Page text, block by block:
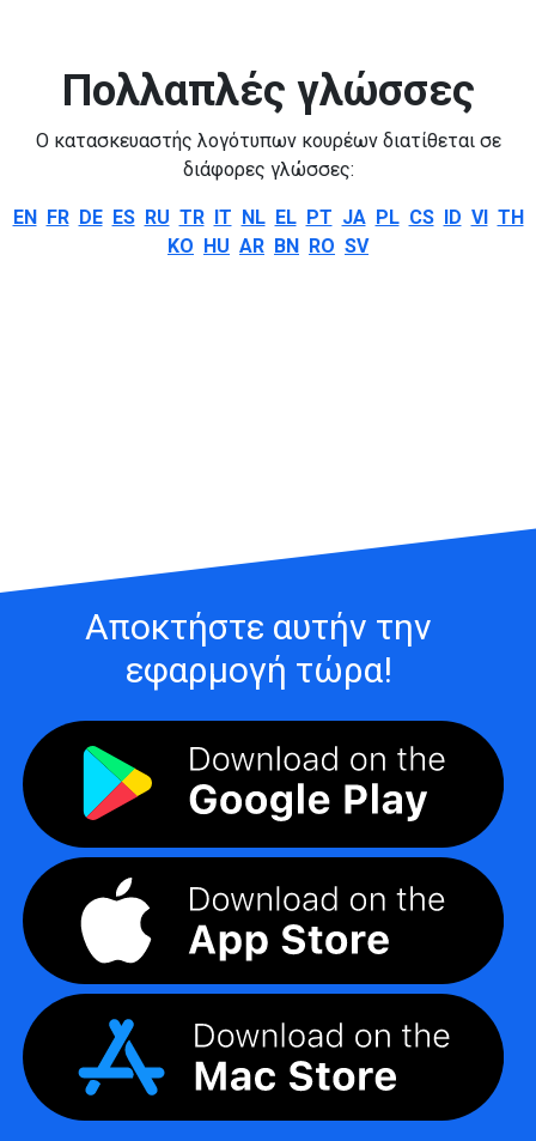
Πολλαπλές γλώσσες
Ο κατασκευαστής λογότυπων κουρέων διατίθεται σε
διάφορες γλώσσες:
EN FR DE ES RU TR IT NL EL PT JA PL CS ID VI TH
KO HU AR BN RO SV
Αποκτήστε αυτήν την
εφαρμογή τώρα!